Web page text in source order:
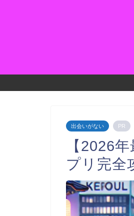
出会いがない PR
【2026
プリ完全